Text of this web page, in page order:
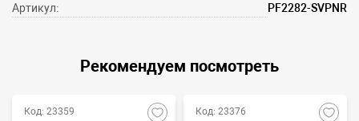
Артикул: PF2282-SVPNR
Рекомендуем посмотреть
Код: 23359 Код: 23376